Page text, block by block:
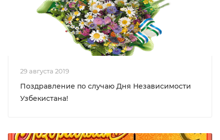
29 августа 2019
Поздравление по случаю Дня Независимости
Узбекистана!